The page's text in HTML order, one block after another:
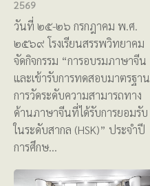
2569
วันที่ ๒๕-๒๖ กรกฎาคม พ.ศ.
๒๕๖๙ โรงเรียนสรรพวิทยาคม
จัดกิจกรรม “การอบรมภาษาจีน
และเข้ารับการทดสอบมาตรฐาน
การวัดระดับความสามารถทาง
ด้านภาษาจีนที่ได้รับการยอมรับ
ในระดับสากล (HSK)” ประจำปี
การศึกษ…